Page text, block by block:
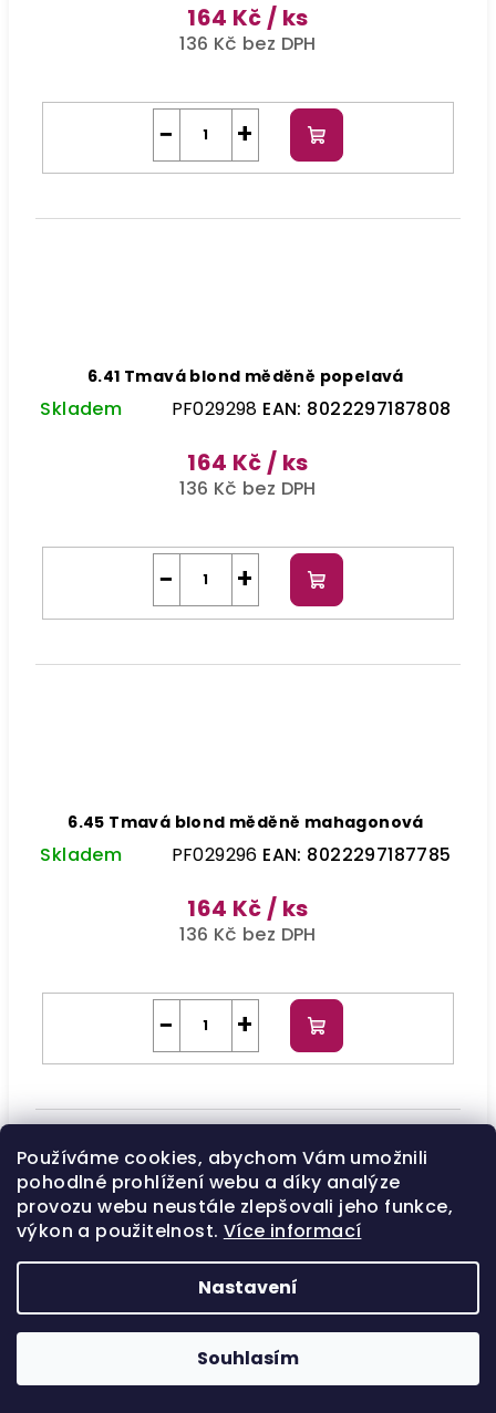
Používáme cookies, abychom Vám umožnili
pohodlné prohlížení webu a díky analýze
provozu webu neustále zlepšovali jeho funkce,
výkon a použitelnost. Více informací
Nastavení
Souhlasím
164 Kč / ks
136 Kč bez DPH
+
− Do
košíku
6.41 Tmavá blond měděně popelavá
Skladem PF029298 EAN: 8022297187808
164 Kč / ks
136 Kč bez DPH
+
− Do
košíku
6.45 Tmavá blond měděně mahagonová
Skladem PF029296 EAN: 8022297187785
164 Kč / ks
136 Kč bez DPH
+
− Do
košíku
6.51 Tmavá blond mahagonově popelavá
PF029308 EAN:
164 Kč/ ks
136 Kč bez DPH